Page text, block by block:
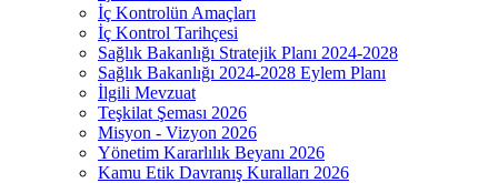
İç Kontrolün Amaçları
İç Kontrol Tarihçesi
Sağlık Bakanlığı Stratejik Planı 2024-2028
Sağlık Bakanlığı 2024-2028 Eylem Planı
İlgili Mevzuat
Teşkilat Şeması 2026
Misyon - Vizyon 2026
Yönetim Kararlılık Beyanı 2026
Kamu Etik Davranış Kuralları 2026